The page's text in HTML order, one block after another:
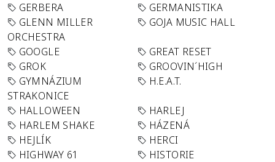
GERBERA
GERMANISTIKA
GLENN MILLER
ORCHESTRA
GOJA MUSIC HALL
GOOGLE
GREAT RESET
GROK
GROOVIN´HIGH
GYMNÁZIUM
STRAKONICE
H.E.A.T.
HALLOWEEN
HARLEJ
HARLEM SHAKE
HÁZENÁ
HEJLÍK
HERCI
HIGHWAY 61
HISTORIE